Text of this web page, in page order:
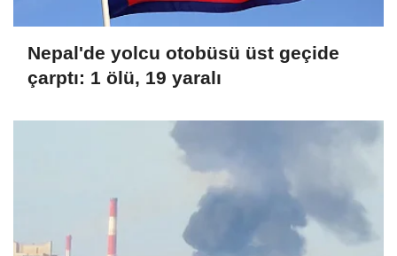
Nepal'de yolcu otobüsü üst geçide
çarptı: 1 ölü, 19 yaralı